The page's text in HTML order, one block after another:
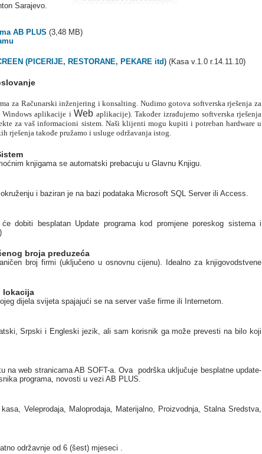
Sarajevo.
AB PLUS (3,48 MB)
(PICERIJE, RESTORANE, PEKARE itd) (Kasa v.1.0 r.14.11.10)
za Računarski inženjering i konsalting. Nudimo gotova softverska rješenja za
Windows aplikacije i Web aplikacije). Također izrađujemo softverska rješenja
za vaš informacioni sistem. Naši klijenti mogu kupiti i potreban hardware u
rješenja takođe pružamo i usluge održavanja istog.
knjigama se automatski prebacuju u Glavnu Knjigu.
i baziran je na bazi podataka Microsoft SQL Server ili Access.
dobiti besplatan Update programa kod promjene poreskog sistema i
broja preduzeća
broj firmi (uključeno u osnovnu cijenu). Idealno za knjigovodstvene
lokacija
dijela svijeta spajajući se na server vaše firme ili Internetom.
Srpski i Engleski jezik, ali sam korisnik ga može prevesti na bilo koji
na web stranicama AB SOFT-a. Ova podrška uključuje besplatne update-
programa, novosti u vezi AB PLUS.
Veleprodaja, Maloprodaja, Materijalno, Proizvodnja, Stalna Sredstva,
održavnje od 6 (šest) mjeseci .